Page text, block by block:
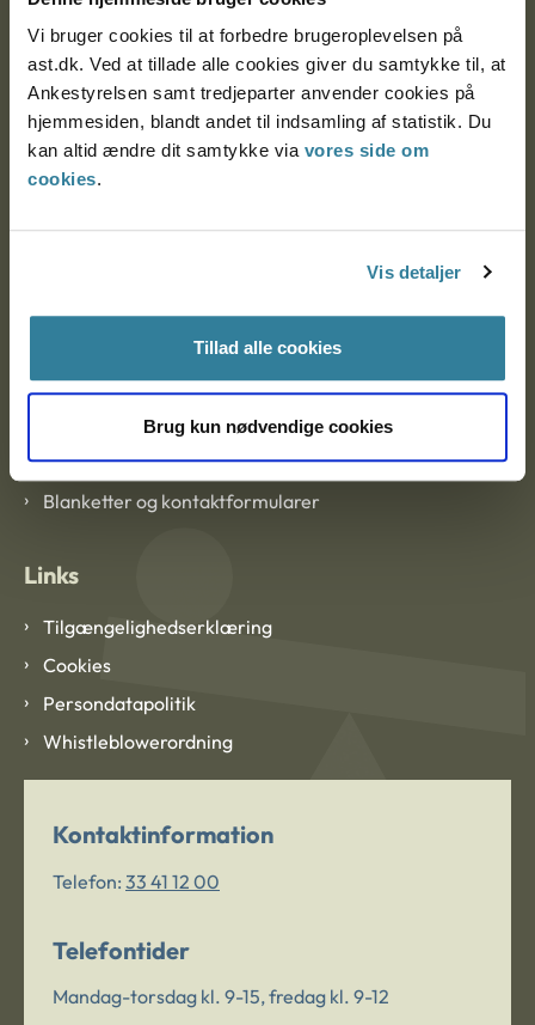
Vi bruger cookies til at forbedre brugeroplevelsen på
ast.dk. Ved at tillade alle cookies giver du samtykke til, at
Ankestyrelsen samt tredjeparter anvender cookies på
hjemmesiden, blandt andet til indsamling af statistik. Du
kan altid ændre dit samtykke via vores side om
cookies.
Vis detaljer
Tillad alle cookies
Brug kun nødvendige cookies
Nytorv 7, 2. sal
9000 Aalborg
Ankestyrelsen Aalborg
CVR: 1007 4002
Om Ankestyrelsen
Blanketter og kontaktformularer
Links
Tilgængelighedserklæring
Cookies
Persondatapolitik
Whistleblowerordning
Kontaktinformation
Telefon: 33 41 12 00
Telefontider
Mandag-torsdag kl. 9-15, fredag kl. 9-12